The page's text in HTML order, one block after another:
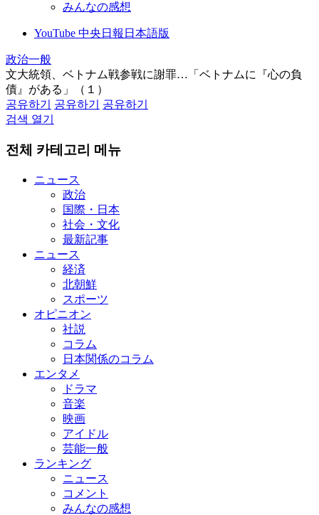
みんなの感想
YouTube 中央日報日本語版
政治一般
文大統領、ベトナム戦参戦に謝罪…「ベトナムに『心の負
債』がある」（１）
공유하기
공유하기
공유하기
검색 열기
전체 카테고리 메뉴
ニュース
政治
国際・日本
社会・文化
最新記事
ニュース
経済
北朝鮮
スポーツ
オピニオン
社説
コラム
日本関係のコラム
エンタメ
ドラマ
音楽
映画
アイドル
芸能一般
ランキング
ニュース
コメント
みんなの感想